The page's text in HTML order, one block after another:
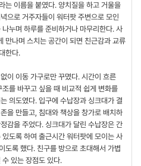
는 이름을 붙였다. 양치질을 하고 거울을
으로 거주자들이 워터팟 주변으로 모인
나누며 하루를 준비하거나 마무리한다. 사
만나며 스치는 공간이 되면 친근감과 교류
한다.
이 이동 가구로만 꾸몄다. 시간이 흐른
를 바꾸고 싶을 때 비교적 쉽게 변화를
의도였다. 입구에 수납장과 싱크대가 결
을 만들고, 침대와 책상을 창가로 배치하
감을 주었다. 싱크대가 달린 수납장은 간
있도록 하여 출근시간 워터팟에 모이는 사
도록 했다. 친구를 방으로 초대해서 가볍
있는 장점도 있다.